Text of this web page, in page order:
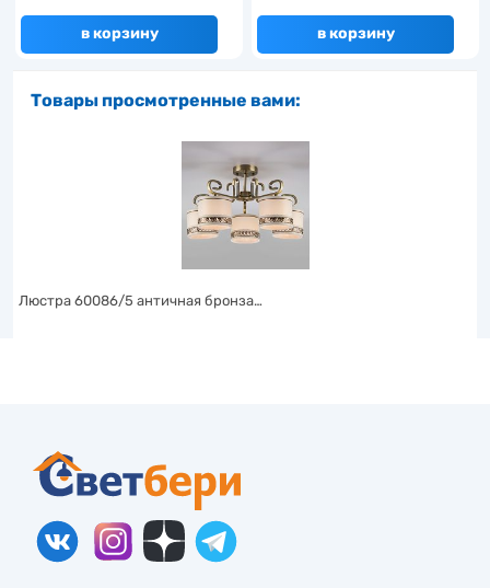
в корзину в корзину
Товары просмотренные вами:
Люстра 60086/5 античная бронза…